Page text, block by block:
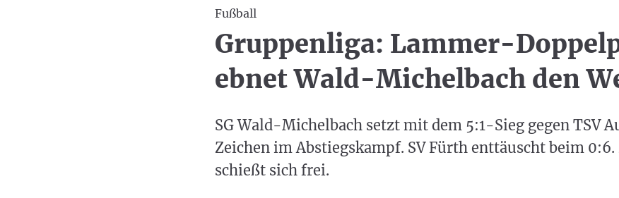
Fußball
Gruppenliga: Lammer-
ebnet Wald-Michelbach den
SG Wald-Michelbach setzt mit dem 5:1-Sieg gegen TSV
Zeichen im Abstiegskampf. SV Fürth enttäuscht beim 0:6.
schießt sich frei.